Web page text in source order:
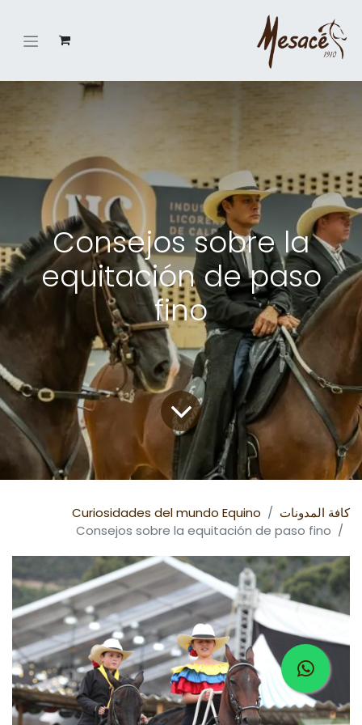
Consejos sobre la
equitación de paso
fino
كافة المدونات
Curiosidades del mundo Equino
Consejos sobre la equitación de paso fino